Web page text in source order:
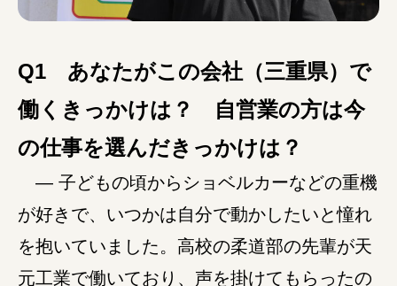
みえの就職情報関連サイト
美し国みえ 移住ポータルサイト
おしごと広場みえ
みえの企業まるわかりNAVI
みえの仕事マッチングサイト
三重県版職業ポータルサイト
マイチャレ三重
Q1 あなたがこの会社（三重県）で
働くきっかけは？ 自営業の方は今
の仕事を選んだきっかけは？
― 子どもの頃からショベルカーなどの重機
が好きで、いつかは自分で動かしたいと憧れ
を抱いていました。高校の柔道部の先輩が天
元工業で働いており、声を掛けてもらったの